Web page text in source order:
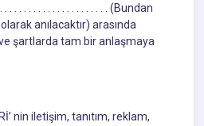
. . . . . . . . . . . . . . . . . . . . . (Bundan
anılacaktır) arasında
şartlarda tam bir anlaşmaya
nin iletişim, tanıtım, reklam,